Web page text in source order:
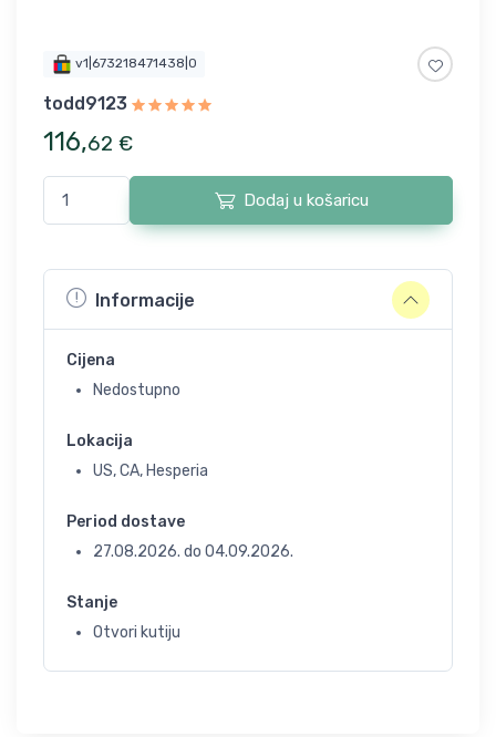
v1|673218471438|0
todd9123
116,62 €
Dodaj u košaricu
Informacije
Cijena
Nedostupno
Lokacija
US, CA, Hesperia
Period dostave
27.08.2026. do 04.09.2026.
Stanje
Otvori kutiju